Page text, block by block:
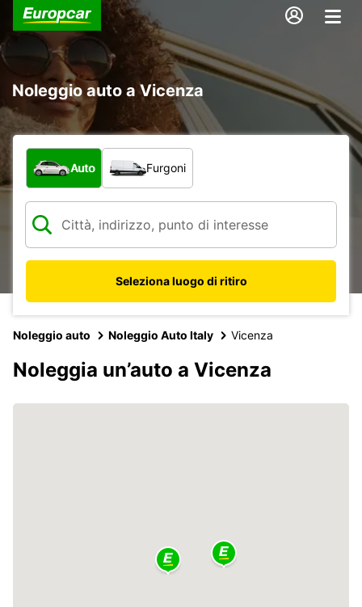
Noleggio auto a Vicenza
Scegli la tipologia di veicolo:
Auto Furgoni
Seleziona luogo di ritiro
Noleggio auto Noleggio Auto Italy Vicenza
Noleggia un’auto a Vicenza